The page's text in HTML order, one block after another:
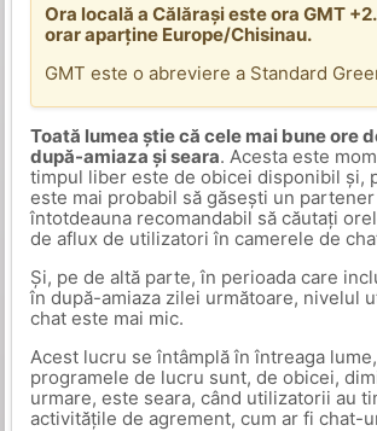
Ora locală a Călărași este ora GMT
orar aparține Europe/Chisinau.
GMT este o abreviere a Standard
Toată lumea știe că cele mai bune ore
după-amiaza și seara. Acesta este
timpul liber este de obicei disponibil și,
este mai probabil să găsești un
întotdeauna recomandabil să căutați
de aflux de utilizatori în camerele de
Și, pe de altă parte, în perioada care
în după-amiaza zilei următoare, nivelul
chat este mai mic.
Acest lucru se întâmplă în întreaga
programele de lucru sunt, de obicei,
urmare, este seara, când utilizatorii au
activitățile de agrement, cum ar fi chat-